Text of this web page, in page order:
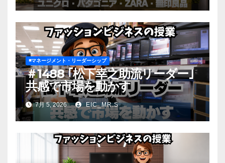
◾️マネージメント・リーダーシップ
＃1488 ｢松下幸之助流リーダー｣
共感で市場を動かす
7月 5, 2026 EIC_MR.S